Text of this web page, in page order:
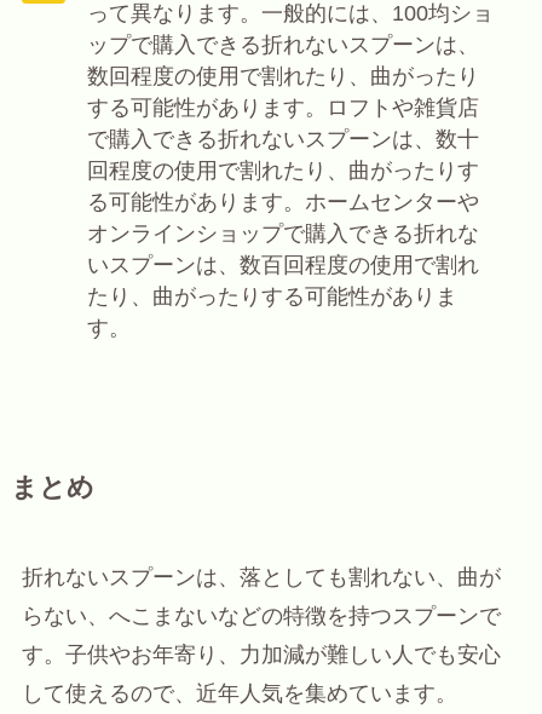
って異なります。一般的には、100均ショ
ップで購入できる折れないスプーンは、
数回程度の使用で割れたり、曲がったり
する可能性があります。ロフトや雑貨店
で購入できる折れないスプーンは、数十
回程度の使用で割れたり、曲がったりす
る可能性があります。ホームセンターや
オンラインショップで購入できる折れな
いスプーンは、数百回程度の使用で割れ
たり、曲がったりする可能性がありま
す。
まとめ
折れないスプーンは、落としても割れない、曲が
らない、へこまないなどの特徴を持つスプーンで
す。子供やお年寄り、力加減が難しい人でも安心
して使えるので、近年人気を集めています。